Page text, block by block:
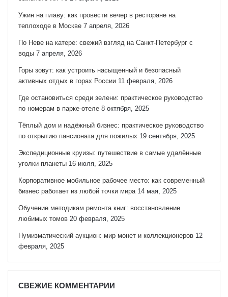
Ужин на плаву: как провести вечер в ресторане на
теплоходе в Москве 7 апреля, 2026
По Неве на катере: свежий взгляд на Санкт‑Петербург с
воды 7 апреля, 2026
Горы зовут: как устроить насыщенный и безопасный
активных отдых в горах России 11 февраля, 2026
Где остановиться среди зелени: практическое руководство
по номерам в парке-отеле 8 октября, 2025
Тёплый дом и надёжный бизнес: практическое руководство
по открытию пансионата для пожилых 19 сентября, 2025
Экспедиционные круизы: путешествие в самые удалённые
уголки планеты 16 июля, 2025
Корпоративное мобильное рабочее место: как современный
бизнес работает из любой точки мира 14 мая, 2025
Обучение методикам ремонта книг: восстановление
любимых томов 20 февраля, 2025
Нумизматический аукцион: мир монет и коллекционеров 12
февраля, 2025
СВЕЖИЕ КОММЕНТАРИИ